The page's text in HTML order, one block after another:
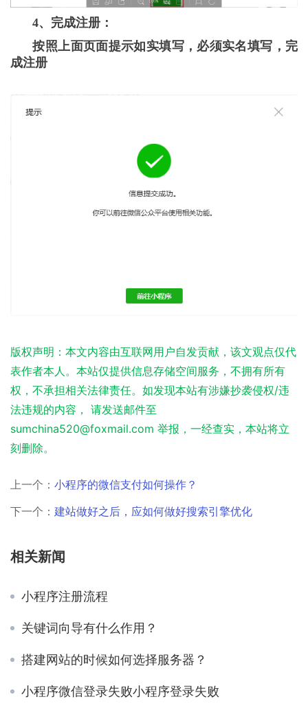
4、完成注册：
按照上面页面提示如实填写，必须实名填写，完
成注册
版权声明：本文内容由互联网用户自发贡献，该文观点仅代
表作者本人。本站仅提供信息存储空间服务，不拥有所有
权，不承担相关法律责任。如发现本站有涉嫌抄袭侵权/违
法违规的内容， 请发送邮件至
sumchina520@foxmail.com 举报，一经查实，本站将立
刻删除。
上一个： 小程序的微信支付如何操作？
下一个： 建站做好之后，应如何做好搜索引擎优化
相关新闻
小程序注册流程
关键词向导有什么作用？
搭建网站的时候如何选择服务器？
小程序微信登录失败小程序登录失败